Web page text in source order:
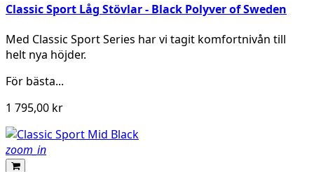
Classic Sport Låg Stövlar - Black Polyver of Sweden
Med Classic Sport Series har vi tagit komfortnivån till
helt nya höjder.
För bästa...
1 795,00 kr
zoom_in